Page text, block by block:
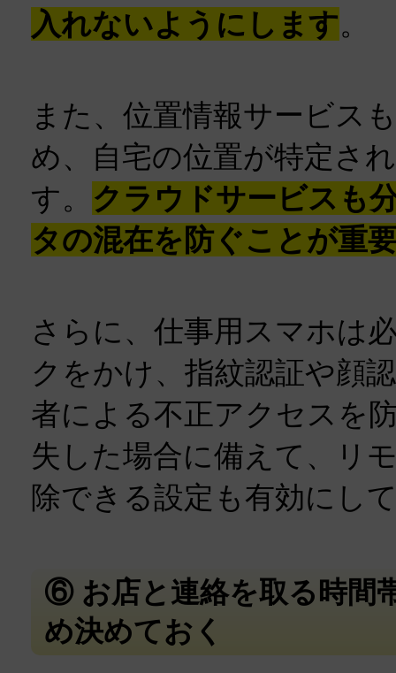
入れないようにします。
また、位置情報サービス
め、自宅の位置が特定さ
す。 クラウドサービスも
タの混在を防ぐことが重
さらに、仕事用スマホは
クをかけ、指紋認証や顔
者による不正アクセスを
失した場合に備えて、リ
除できる設定も有効にし
⑥ お店と連絡を取る時間
め決めておく